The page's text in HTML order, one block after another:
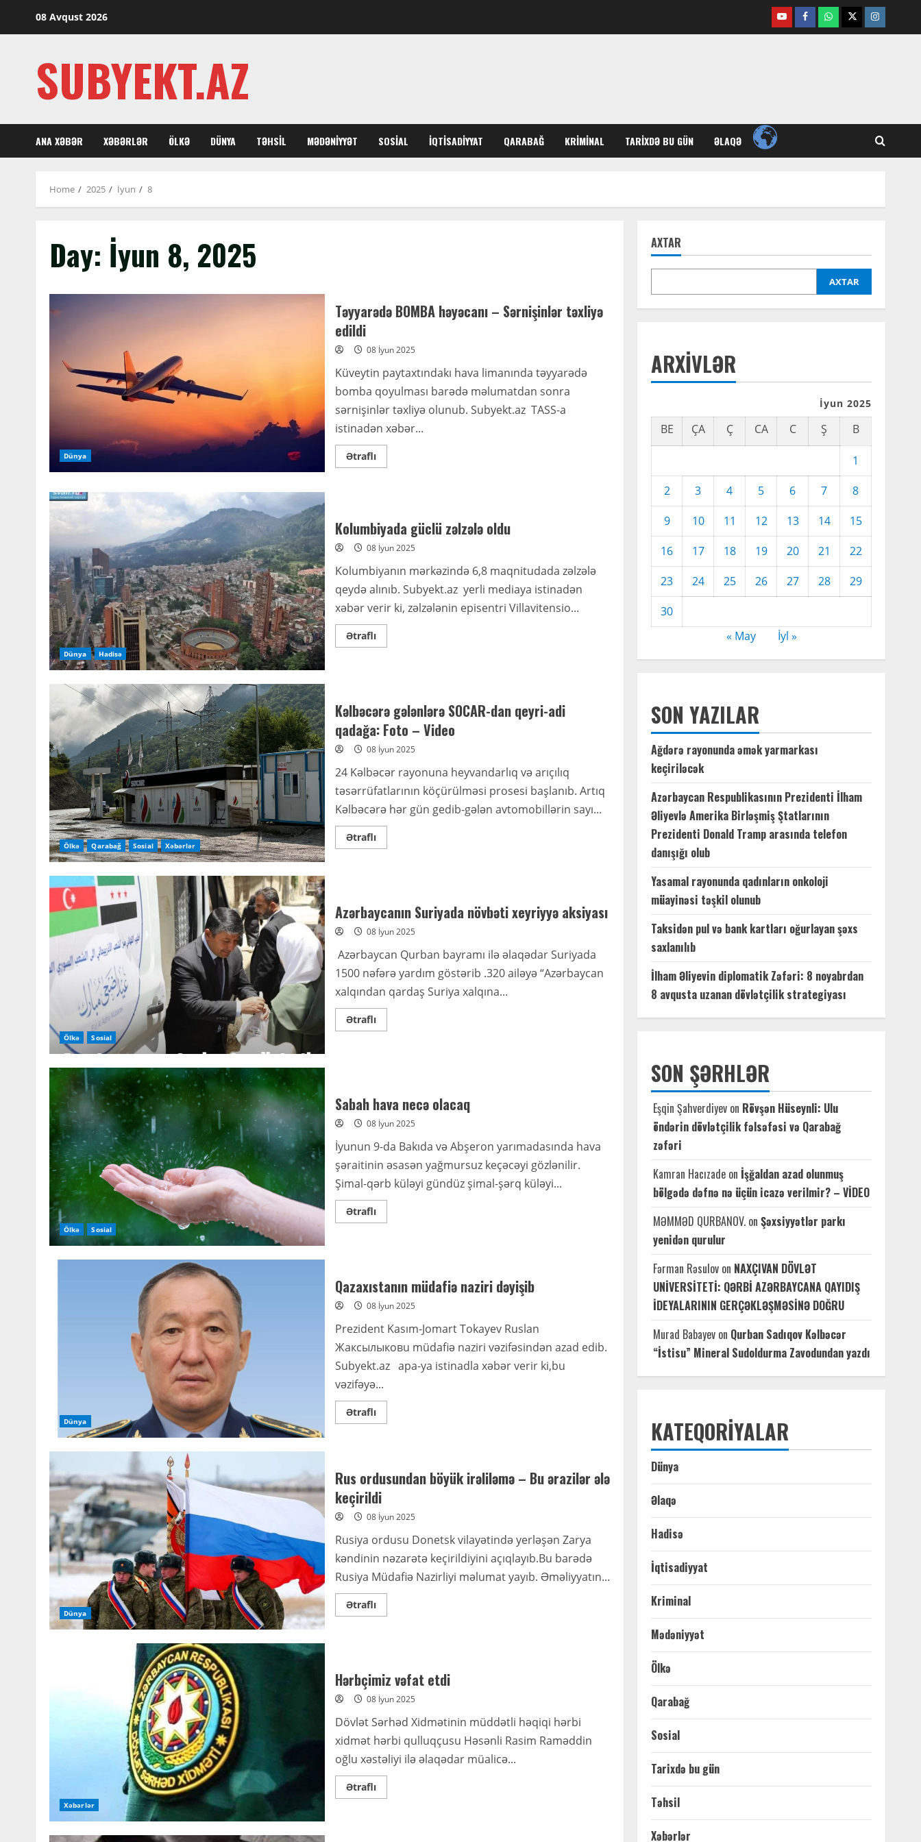
08 Avqust 2026 YoutubeFacebook
Whatsapp
TwitterInstagram
SUBYEKT.AZ
ANA XƏBƏR XƏBƏRLƏR ÖLKƏ DÜNYA TƏHSIL MƏDƏNIYYƏT SOSIAL İQTISADIYYAT QARABAĞ KRIMINAL TARIXDƏ BU GÜN ƏLAQƏ
Home 2025 İyun 8
Day: İyun 8, 2025
Dünya
Təyyarədə BOMBA həyəcanı – Sərnişinlər təxliyə
edildi
08 İyun 2025
Küveytin paytaxtındakı hava limanında təyyarədə
bomba qoyulması barədə məlumatdan sonra
sərnişinlər təxliyə olunub. Subyekt.az TASS-a
istinadən xəbər...
ƏtraflıRead
more
Sərnişinlər
təxliyə
edildi
Dünya Hadisə
Kolumbiyada güclü zəlzələ oldu
08 İyun 2025
Kolumbiyanın mərkəzində 6,8 maqnitudada zəlzələ
qeydə alınıb. Subyekt.az yerli mediaya istinadən
xəbər verir ki, zəlzələnin episentri Villavitensio...
ƏtraflıRead
more
Ölkə Qarabağ Sosial Xəbərlər
Kəlbəcərə gələnlərə SOCAR-dan qeyri-adi
qadağa: Foto – Video
08 İyun 2025
24 Kəlbəcər rayonuna heyvandarlıq və arıçılıq
təsərrüfatlarının köçürülməsi prosesi başlanıb. Artıq
Kəlbəcərə hər gün gedib-gələn avtomobillərin sayı...
ƏtraflıRead
more
adi
qadağa:
Foto
Video
Ölkə Sosial
Azərbaycanın Suriyada növbəti xeyriyyə aksiyası
08 İyun 2025
Azərbaycan Qurban bayramı ilə əlaqədar Suriyada
1500 nəfərə yardım göstərib .320 ailəyə “Azərbaycan
xalqından qardaş Suriya xalqına...
ƏtraflıRead
more
Ölkə Sosial
Sabah hava necə olacaq
08 İyun 2025
İyunun 9-da Bakıda və Abşeron yarımadasında hava
şəraitinin əsasən yağmursuz keçəcəyi gözlənilir.
Şimal-qərb küləyi gündüz şimal-şərq küləyi...
ƏtraflıRead
more
Dünya
Qazaxıstanın müdafiə naziri dəyişib
08 İyun 2025
Prezident Kasım-Jomart Tokayev Ruslan
Жаксылыковu müdafiə naziri vəzifəsindən azad edib.
Subyekt.az apa-ya istinadla xəbər verir ki,bu
vəzifəyə...
ƏtraflıRead
more
Dünya
Rus ordusundan böyük irəliləmə – Bu ərazilər ələ
keçirildi
08 İyun 2025
Rusiya ordusu Donetsk vilayətində yerləşən Zarya
kəndinin nəzarətə keçirildiyini açıqlayıb.Bu barədə
Rusiya Müdafiə Nazirliyi məlumat yayıb. Əməliyyatın...
ƏtraflıRead
more
Bu
ərazilər
ələ
Xəbərlər
Hərbçimiz vəfat etdi
08 İyun 2025
Dövlət Sərhəd Xidmətinin müddətli həqiqi hərbi
xidmət hərbi qulluqçusu Həsənli Rasim Raməddin
oğlu xəstəliyi ilə əlaqədar müalicə...
ƏtraflıRead
more
AXTAR
AXTAR
ARXIVLƏR
İyun 2025
BE ÇA Ç CA C Ş B
1
2
3 4 5 6 7
8
9
10 11 12 13 14
15
16
17 18 19 20 21
22
23
24 25 26 27 28
29
30
« May
İyl »
SON YAZILAR
Ağdərə rayonunda əmək yarmarkası
keçiriləcək
Azərbaycan Respublikasının Prezidenti İlham
Əliyevlə Amerika Birləşmiş Ştatlarının
Prezidenti Donald Tramp arasında telefon
danışığı olub
Yasamal rayonunda qadınların onkoloji
müayinəsi təşkil olunub
Taksidən pul və bank kartları oğurlayan şəxs
saxlanılıb
İlham Əliyevin diplomatik Zəfəri: 8 noyabrdan
8 avqusta uzanan dövlətçilik strategiyası
SON ŞƏRHLƏR
Eşqin Şahverdiyev on Rövşən Hüseynli: Ulu
öndərin dövlətçilik fəlsəfəsi və Qarabağ
zəfəri
Kamran Hacızade on İşğaldan azad olunmuş
bölgədə dəfnə nə üçün icazə verilmir? – VİDEO
MƏMMƏD QURBANOV. on Şəxsiyyətlər parkı
yenidən qurulur
Fərman Rəsulov on NAXÇIVAN DÖVLƏT
UNİVERSİTETİ: QƏRBİ AZƏRBAYCANA QAYIDIŞ
İDEYALARININ GERÇƏKLƏŞMƏSİNƏ DOĞRU
Murad Babayev on Qurban Sadıqov Kəlbəcər
“İstisu” Mineral Sudoldurma Zavodundan yazdı
KATEQORIYALAR
Dünya
Əlaqə
Hadisə
İqtisadiyyat
Kriminal
Mədəniyyət
Ölkə
Qarabağ
Sosial
Tarixdə bu gün
Təhsil
Xəbərlər